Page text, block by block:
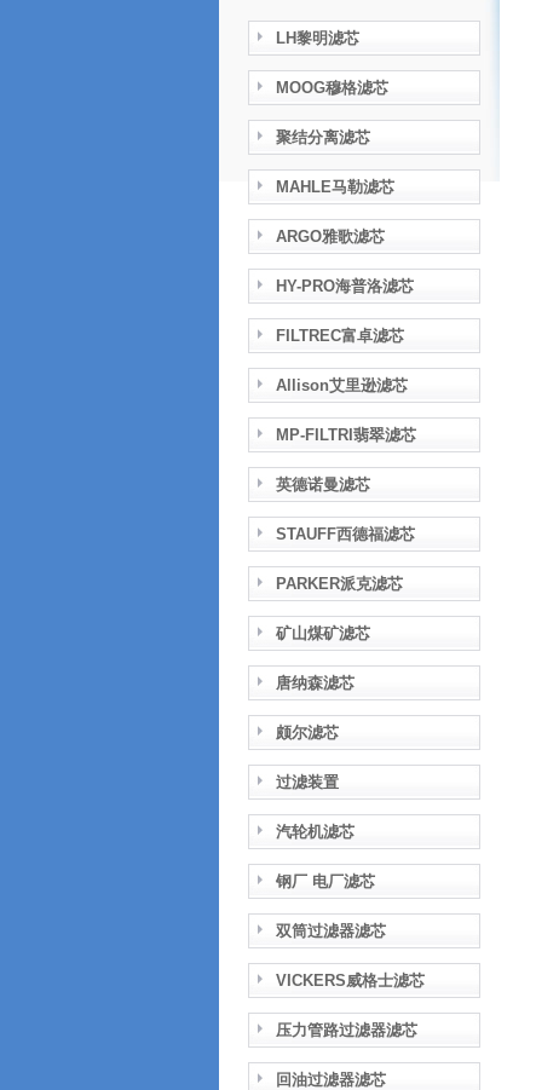
LH黎明滤芯
MOOG穆格滤芯
聚结分离滤芯
MAHLE马勒滤芯
ARGO雅歌滤芯
HY-PRO海普洛滤芯
FILTREC富卓滤芯
Allison艾里逊滤芯
MP-FILTRI翡翠滤芯
英德诺曼滤芯
STAUFF西德福滤芯
PARKER派克滤芯
矿山煤矿滤芯
唐纳森滤芯
颇尔滤芯
过滤装置
汽轮机滤芯
钢厂 电厂滤芯
双筒过滤器滤芯
VICKERS威格士滤芯
压力管路过滤器滤芯
回油过滤器滤芯